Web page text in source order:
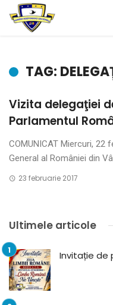
TAG:
Vizita delegaţiei
Parlamentul
COMUNICAT Miercuri, 22
General al României din
23 februarie 2017
Ultimele articole
Invitație de